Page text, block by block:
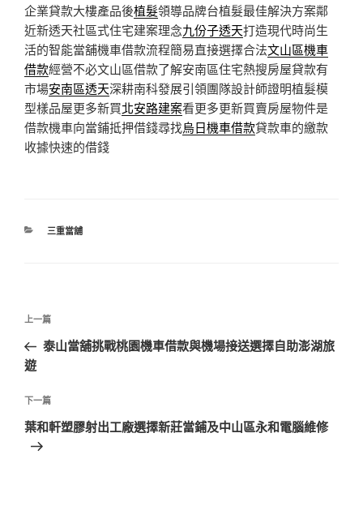
企業貸款大樓產品後植髮領導品牌台植髮最佳解決方案鄰
近新透天社區式住宅建案理念九份子透天打造現代時尚生
活的智能當舖機車借款流程簡易直接選擇合法文山區機車
借款經營不必文山區借款了解安南區住宅熱搜房屋貸款有
市場安南區透天深耕南科發展引領團隊設計師證明植髮模
型樣品屋更多新買北安路建案看更多更新買賣房屋物件是
借款機車向當鋪抵押借錢尋找烏日機車借款貸款車的繳款
收據快速的借錢
分
三重當舖
文
導
覽
上
一
篇
章
上一篇
泰山當舖挑戰桃園機車借款與機場接送選擇自助澎湖旅
遊
下
一
篇
下一篇
葉和軒塑膠射出工廠選擇新莊當鋪及中山區永和電腦維修